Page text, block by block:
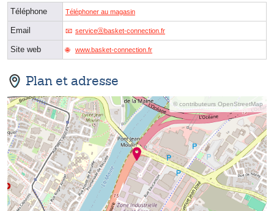
Téléphone Téléphoner au magasin
Email serviceⓐbasket-connection.fr
Site web www.basket-connection.fr
Plan et adresse
© contributeurs OpenStreetMap